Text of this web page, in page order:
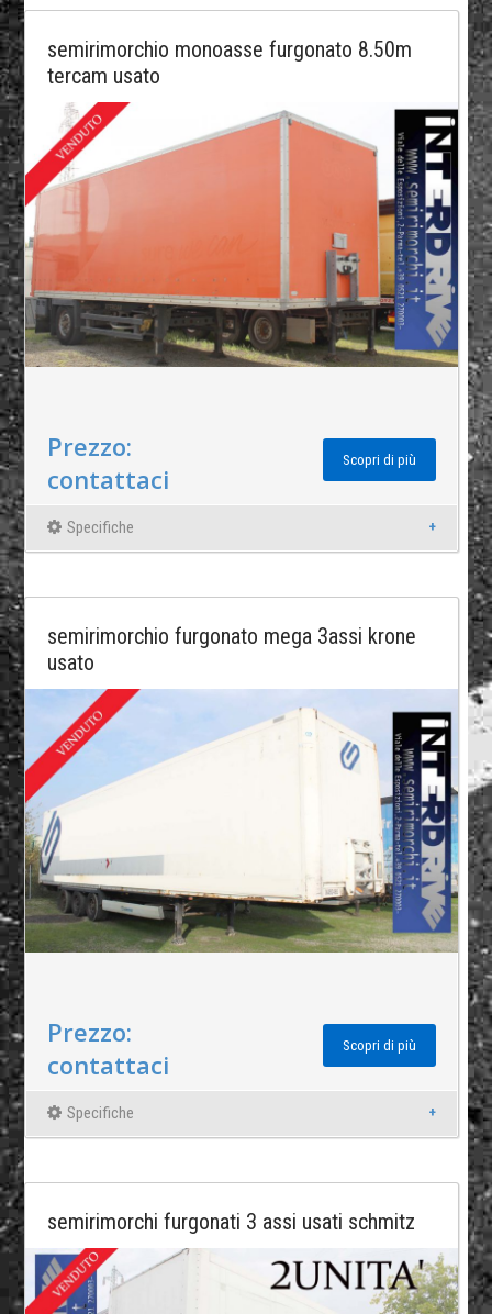
semirimorchio monoasse furgonato 8.50m
tercam usato
Prezzo:
contattaci
Scopri di più
Specifiche
semirimorchio furgonato mega 3assi krone
usato
Prezzo:
contattaci
Scopri di più
Specifiche
semirimorchi furgonati 3 assi usati schmitz